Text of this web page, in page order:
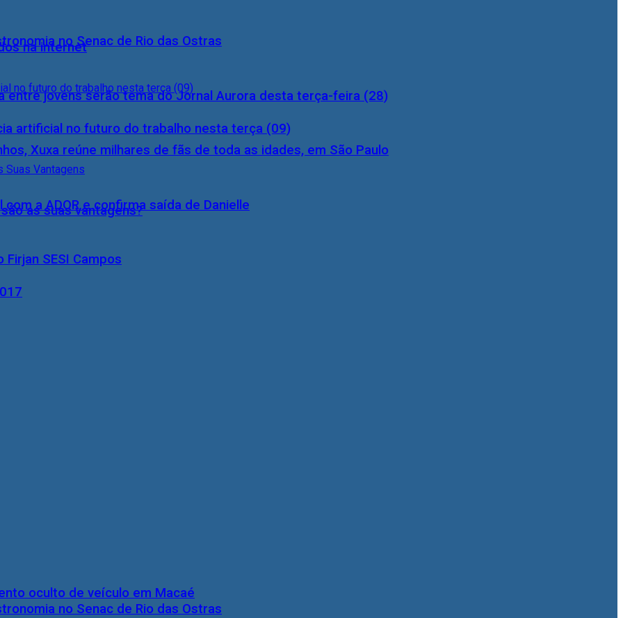
na internet
artificial no futuro do trabalho nesta terça (09)
as suas vantagens?
no Senac de Rio das Ostras
no Senac de Rio das Ostras
entre jovens serão tema do Jornal Aurora desta terça-feira (28)
Xuxa reúne milhares de fãs de toda as idades, em São Paulo
a ADOR e confirma saída de Danielle
SESI Campos
oculto de veículo em Macaé